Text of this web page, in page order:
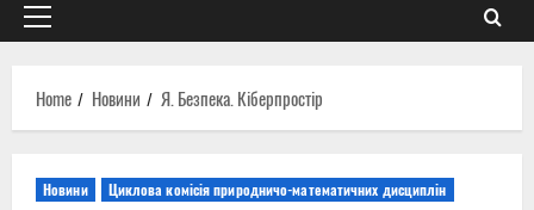
Primary
Home
Новини Я. Безпека. Кіберпростір
Новини Циклова комісія природничо-математичних дисциплін